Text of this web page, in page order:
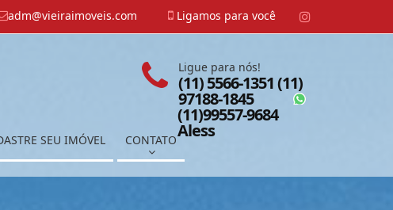
Ligamos para você
adm@vieiraimoveis.com
SEU IMÓVEL CONTATO
Ligue para nós!
(11) 5566-1351 (11)
97188-1845
(11)99557-9684
Aless